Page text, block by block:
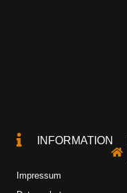
INFORMATION
Impressum